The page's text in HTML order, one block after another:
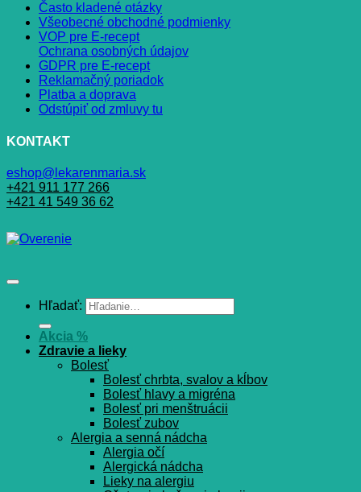
Často kladené otázky
Všeobecné obchodné podmienky
VOP pre E-recept
Ochrana osobných údajov
GDPR pre E-recept
Reklamačný poriadok
Platba a doprava
Odstúpiť od zmluvy tu
KONTAKT
eshop@lekarenmaria.sk
+421 911 177 266
+421 41 549 36 62
Hľadať:
Akcia %
Zdravie a lieky
Bolesť
Bolesť chrbta, svalov a kĺbov
Bolesť hlavy a migréna
Bolesť pri menštruácii
Bolesť zubov
Alergia a senná nádcha
Alergia očí
Alergická nádcha
Lieky na alergiu